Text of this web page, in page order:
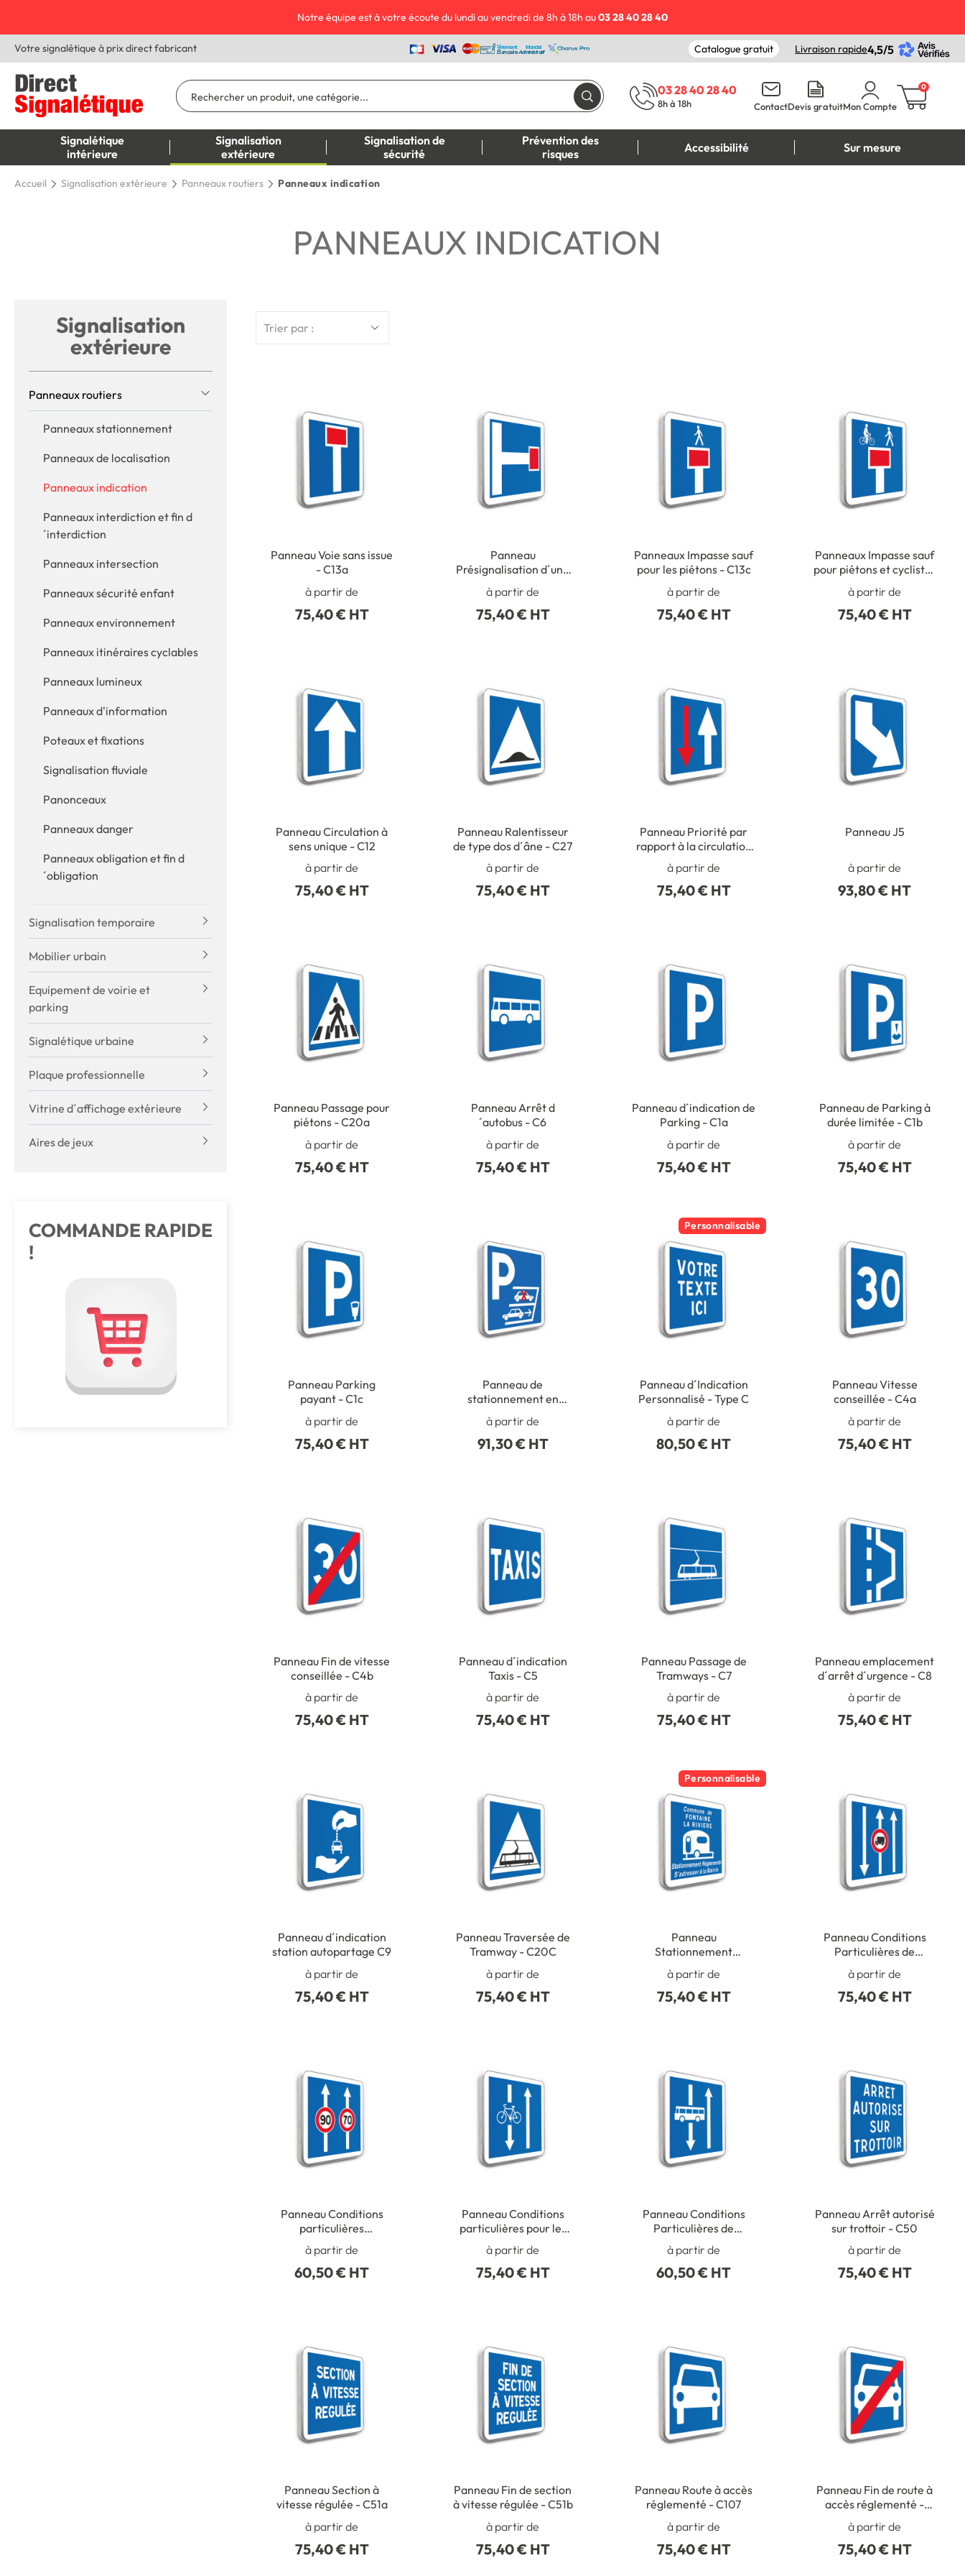
Notre équipe est à votre écoute du lundi au vendredi de 8h à 18h au03 28 40 28 40
Votre signalétique à prix direct fabricant Catalogue gratuit Livraison rapide4,5/5
03 28 40 28 40
8h à 18h ContactDevis gratuitMon Compte
0
Signalétique
intérieure
Signalisation
extérieure
Signalisation de
sécurité
Prévention des
risques
Accessibilité Sur mesure
Accueil Signalisation extérieure Panneaux routiers Panneaux indication
PANNEAUX INDICATION
Signalisation
extérieure
Panneaux routiers
Panneaux stationnement
Panneaux de localisation
Panneaux indication
Panneaux interdiction et fin d
´interdiction
Panneaux intersection
Panneaux sécurité enfant
Panneaux environnement
Panneaux itinéraires cyclables
Panneaux lumineux
Panneaux d'information
Poteaux et fixations
Signalisation fluviale
Panonceaux
Panneaux danger
Panneaux obligation et fin d
´obligation
Signalisation temporaire
Mobilier urbain
Equipement de voirie et
parking
Signalétique urbaine
Plaque professionnelle
Vitrine d´affichage extérieure
Aires de jeux
COMMANDE RAPIDE
!
Trier par :
Panneau Voie sans issue
- C13a
à partir de
75,40 € HT
Panneau
Présignalisation d´une
impasse - C13b
à partir de
75,40 € HT
Panneaux Impasse sauf
pour les piétons - C13c
à partir de
75,40 € HT
Panneaux Impasse sauf
pour piétons et cyclistes
à partir de
75,40 € HT
Panneau Circulation à
sens unique - C12
à partir de
75,40 € HT
Panneau Ralentisseur
de type dos d´âne - C27
à partir de
75,40 € HT
Panneau Priorité par
rapport à la circulation
venant en sens inverse -
C18
à partir de
75,40 € HT
Panneau J5
à partir de
93,80 € HT
Panneau Passage pour
piétons - C20a
à partir de
75,40 € HT
Panneau Arrêt d
´autobus - C6
à partir de
75,40 € HT
Panneau d´indication de
Parking - C1a
à partir de
75,40 € HT
Panneau de Parking à
durée limitée - C1b
à partir de
75,40 € HT
Panneau Parking
payant - C1c
à partir de
75,40 € HT
Panneau de
stationnement en
à partir de
91,30 € HT
Personnalisable
Panneau d´Indication
Personnalisé - Type C
à partir de
80,50 € HT
Panneau Vitesse
conseillée - C4a
à partir de
75,40 € HT
Panneau Fin de vitesse
conseillée - C4b
à partir de
75,40 € HT
Panneau d´indication
Taxis - C5
à partir de
75,40 € HT
Panneau Passage de
Tramways - C7
à partir de
75,40 € HT
Panneau emplacement
d´arrêt d´urgence - C8
à partir de
75,40 € HT
Panneau d´indication
station autopartage C9
à partir de
75,40 € HT
Panneau Traversée de
Tramway - C20C
à partir de
75,40 € HT
Personnalisable
Panneau
Stationnement
réglementé pour les
caravanes - C23
à partir de
75,40 € HT
Panneau Conditions
Particulières de
Circulation pour les
Camions - C24AEX1
à partir de
75,40 € HT
Panneau Conditions
particulières
affectation des voies
vitesse - C24AEX2
à partir de
60,50 € HT
Panneau Conditions
particulières pour les
cyclistes - C24AEX3
à partir de
75,40 € HT
Panneau Conditions
Particulières de
Circulation pour les bus
- C24AEX4
à partir de
60,50 € HT
Panneau Arrêt autorisé
sur trottoir - C50
à partir de
75,40 € HT
Panneau Section à
vitesse régulée - C51a
à partir de
75,40 € HT
Panneau Fin de section
à vitesse régulée - C51b
à partir de
75,40 € HT
Panneau Route à accès
réglementé - C107
à partir de
75,40 € HT
Panneau Fin de route à
accès réglementé -
à partir de
75,40 € HT